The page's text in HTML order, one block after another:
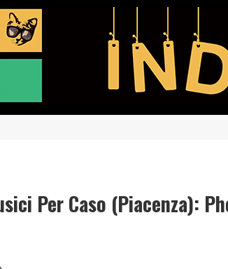
Per Caso (Piacenza):